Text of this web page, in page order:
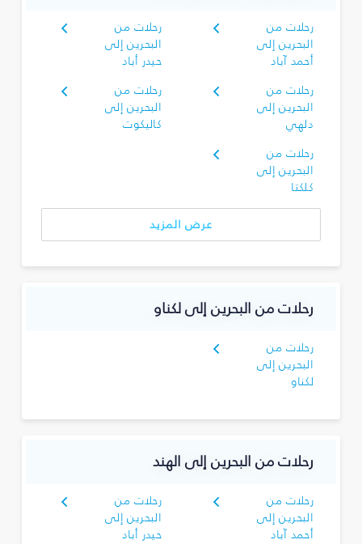
رحلات من
البحرين إلى
أحمد آباد
رحلات من
البحرين إلى
حيدر أباد
رحلات من
البحرين إلى
دلهي
رحلات من
البحرين إلى
كاليكوت
رحلات من
البحرين إلى
كلكتا
عرض المزيد
رحلات من البحرين إلى لكناو
رحلات من
البحرين إلى
لكناو
رحلات من البحرين إلى الهند
رحلات من
البحرين إلى
أحمد آباد
رحلات من
البحرين إلى
حيدر أباد